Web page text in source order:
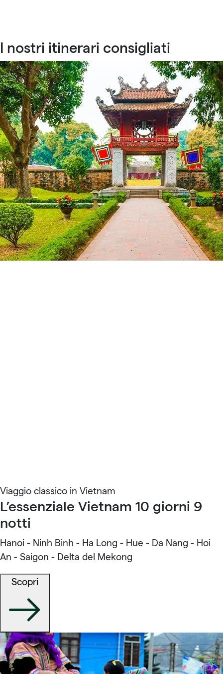
I nostri itinerari consigliati
Viaggio classico in Vietnam
L’essenziale Vietnam 10 giorni 9
notti
Hanoi - Ninh Binh - Ha Long - Hue - Da Nang - Hoi
An - Saigon - Delta del Mekong
Scopri